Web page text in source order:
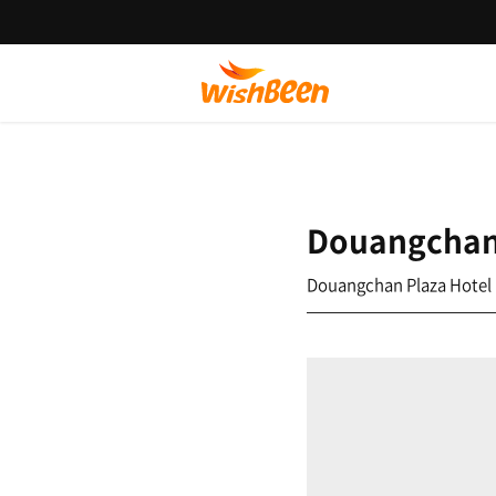
Douangchan Plaza Hotel